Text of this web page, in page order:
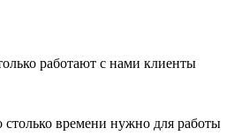
работают с нами клиенты
времени нужно для работы